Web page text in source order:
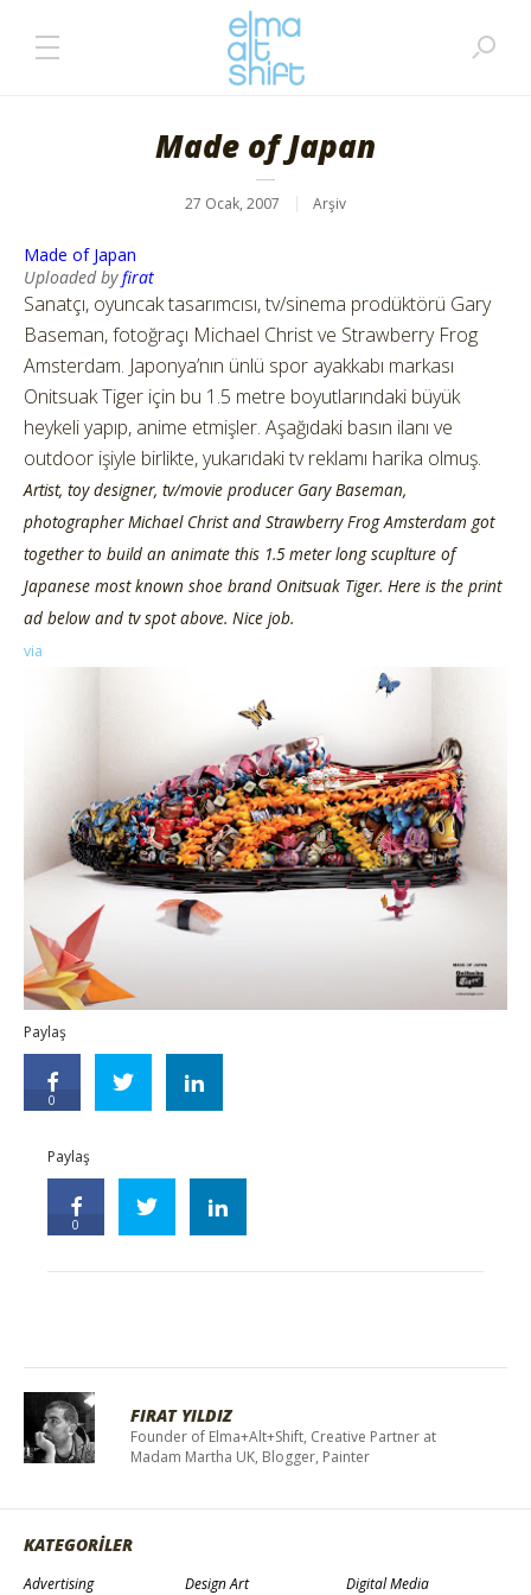
Made of Japan
27 Ocak, 2007 Arşiv
Made of Japan
Uploaded byfirat
Sanatçı, oyuncak tasarımcısı, tv/sinema prodüktörü Gary
Baseman, fotoğraçı Michael Christ ve Strawberry Frog
Amsterdam. Japonya’nın ünlü spor ayakkabı markası
Onitsuak Tiger için bu 1.5 metre boyutlarındaki büyük
heykeli yapıp, anime etmişler. Aşağıdaki basın ilanı ve
outdoor işiyle birlikte, yukarıdaki tv reklamı harika olmuş.
Artist, toy designer, tv/movie producer Gary Baseman,
photographer Michael Christ and Strawberry Frog Amsterdam got
together to build an animate this 1.5 meter long scuplture of
Japanese most known shoe brand Onitsuak Tiger. Here is the print
ad below and tv spot above. Nice job.
via
Paylaş
0
Paylaş
0
FIRAT YILDIZ
Founder of Elma+Alt+Shift, Creative Partner at
Madam Martha UK, Blogger, Painter
KATEGORİLER
Advertising Design Art Digital Media